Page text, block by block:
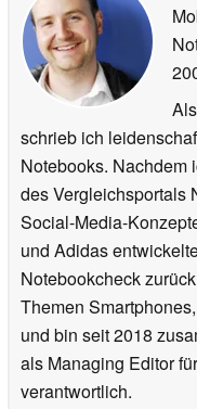
schrieb ich
Notebooks. Nachdem
des Vergleichsportals
Social-Media-
und Adidas
Notebookcheck
Themen
und bin seit 2018
als Managing Editor
verantwortlich.